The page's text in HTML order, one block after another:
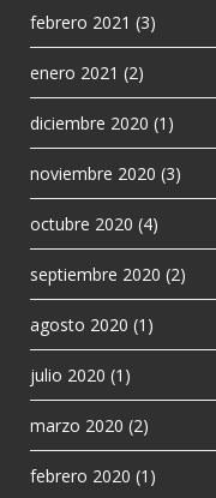
febrero 2021 (3)
enero 2021 (2)
diciembre 2020 (1)
noviembre 2020 (3)
octubre 2020 (4)
septiembre 2020 (2)
agosto 2020 (1)
julio 2020 (1)
marzo 2020 (2)
febrero 2020 (1)